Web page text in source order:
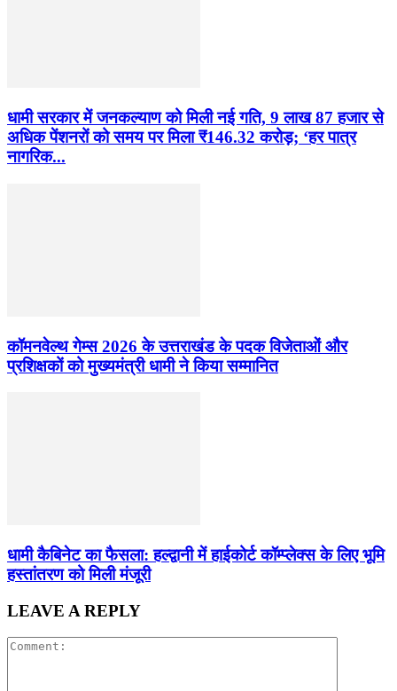
धामी सरकार में जनकल्याण को मिली नई गति, 9 लाख 87 हजार से
अधिक पेंशनरों को समय पर मिला ₹146.32 करोड़; ‘हर पात्र
नागरिक...
कॉमनवेल्थ गेम्स 2026 के उत्तराखंड के पदक विजेताओं और
प्रशिक्षकों को मुख्यमंत्री धामी ने किया सम्मानित
धामी कैबिनेट का फैसला: हल्द्वानी में हाईकोर्ट कॉम्प्लेक्स के लिए भूमि
हस्तांतरण को मिली मंजूरी
LEAVE A REPLY